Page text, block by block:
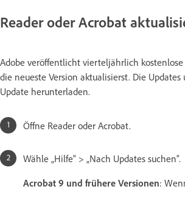
Reader oder Acrobat
Adobe veröffentlicht vierteljährlich kostenlose
die neueste Version aktualisierst. Die
Update herunterladen.
Öffne Reader oder Acrobat.
Wähle „Hilfe“ > „Nach Updates suchen“.
Acrobat 9 und frühere Versionen: